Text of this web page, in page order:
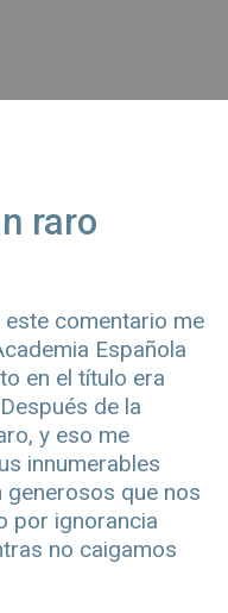
raro
comentario me
Española
en el título era
Después de la
y eso me
innumerables
que nos
por ignorancia
no caigamos